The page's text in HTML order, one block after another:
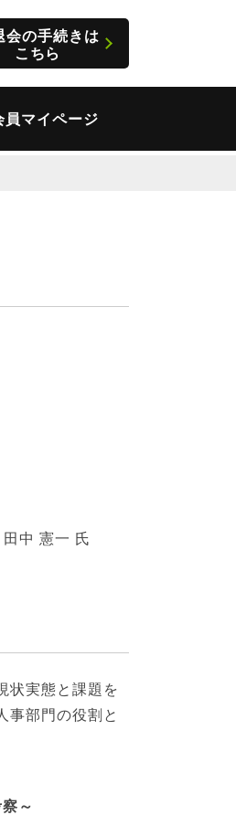
会の手続きは
こちら
員マイページ
中 憲一 氏
状実態と課題を
事部門の役割と
～